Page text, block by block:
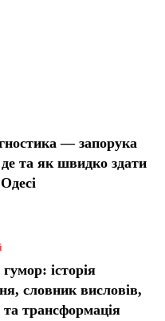
— запорука
де та як швидко здати
історія
словник висловів,
трансформація